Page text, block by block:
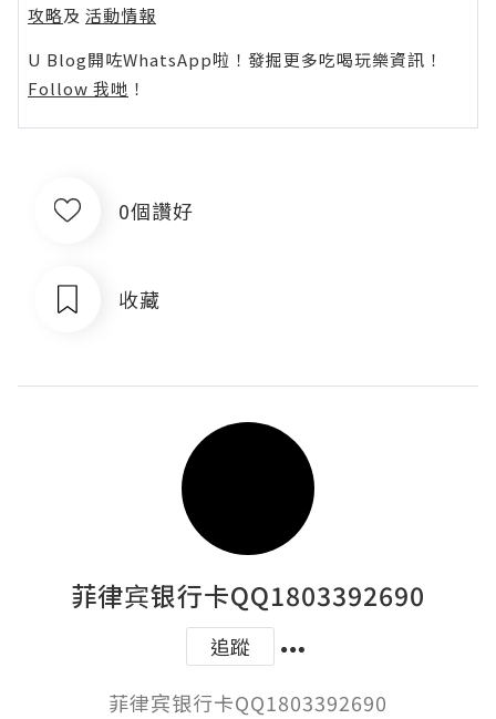
攻略及 活動情報
U Blog開咗WhatsApp啦！發掘更多吃喝玩樂資訊！
Follow 我哋 ！
0個讚好
收藏
菲律宾银行卡QQ1803392690
追蹤
菲律宾银行卡QQ1803392690